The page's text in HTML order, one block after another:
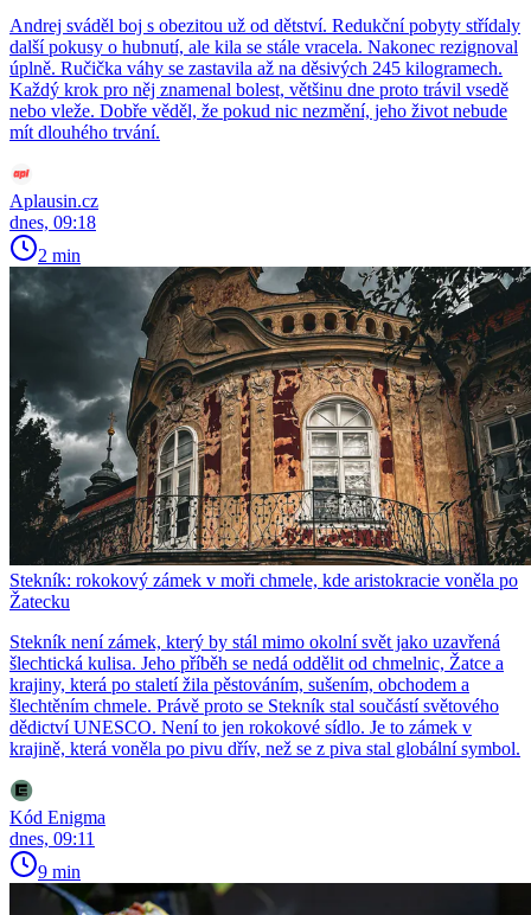
Andrej sváděl boj s obezitou už od dětství. Redukční pobyty střídaly
další pokusy o hubnutí, ale kila se stále vracela. Nakonec rezignoval
úplně. Ručička váhy se zastavila až na děsivých 245 kilogramech.
Každý krok pro něj znamenal bolest, většinu dne proto trávil vsedě
nebo vleže. Dobře věděl, že pokud nic nezmění, jeho život nebude
mít dlouhého trvání.
Aplausin.cz
dnes, 09:18
2 min
Stekník: rokokový zámek v moři chmele, kde aristokracie voněla po
Žatecku
Stekník není zámek, který by stál mimo okolní svět jako uzavřená
šlechtická kulisa. Jeho příběh se nedá oddělit od chmelnic, Žatce a
krajiny, která po staletí žila pěstováním, sušením, obchodem a
šlechtěním chmele. Právě proto se Stekník stal součástí světového
dědictví UNESCO. Není to jen rokokové sídlo. Je to zámek v
krajině, která voněla po pivu dřív, než se z piva stal globální symbol.
Kód Enigma
dnes, 09:11
9 min